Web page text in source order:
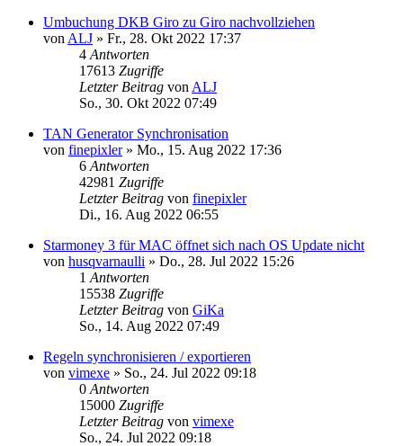
Umbuchung DKB Giro zu Giro nachvollziehen
von ALJ » Fr., 28. Okt 2022 17:37
4 Antworten
17613 Zugriffe
Letzter Beitrag von ALJ
So., 30. Okt 2022 07:49
TAN Generator Synchronisation
von finepixler» Mo., 15. Aug 2022 17:36
6 Antworten
42981 Zugriffe
Letzter Beitrag von finepixler
Di., 16. Aug 2022 06:55
Starmoney 3 für MAC öffnet sich nach OS Update nicht
von husqvarnaulli » Do., 28. Jul 2022 15:26
1 Antworten
15538 Zugriffe
Letzter Beitrag von GiKa
So., 14. Aug 2022 07:49
Regeln synchronisieren / exportieren
von vimexe » So., 24. Jul 2022 09:18
0 Antworten
15000 Zugriffe
Letzter Beitrag von vimexe
So., 24. Jul 2022 09:18